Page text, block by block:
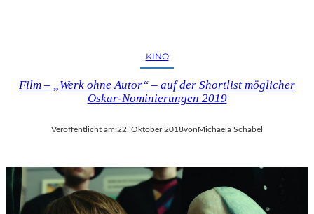
KINO
Film – „Werk ohne Autor“ – auf der Shortlist möglicher
Oskar-Nominierungen 2019
Veröffentlicht am:22. Oktober 2018vonMichaela Schabel